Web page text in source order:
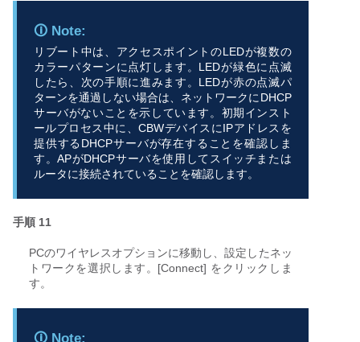
リブート中は、アクセスポイントのLEDが複数の
カラーパターンに点灯します。LEDが緑色に点滅
したら、次の手順に進みます。LEDが赤の点滅パ
ターンを通過しない場合は、ネットワークにDHCP
サーバがないことを示しています。初期インスト
ールプロセス中に、CBWデバイスにIPアドレスを
提供するDHCPサーバが存在することを確認しま
す。APがDHCPサーバを使用してスイッチまたは
ルータに接続されていることを確認します。
手順 11
PCのワイヤレスオプションに移動し、設定したネッ
トワークを選択します。[Connect] をクリックしま
す。